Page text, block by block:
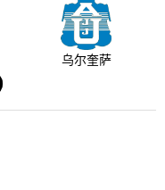
乌尔奎萨